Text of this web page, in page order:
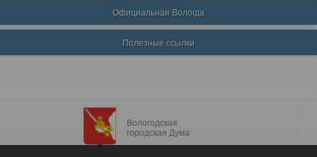
Официальная Вологда
Полезные ссылки
Вологодская
городская Дума